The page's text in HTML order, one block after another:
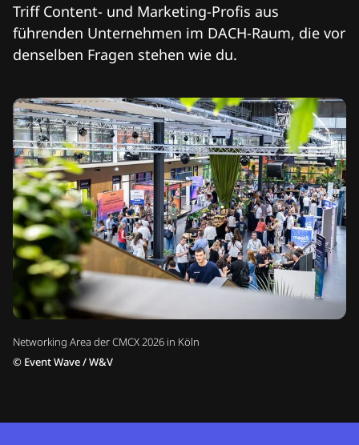
Networking Area der CMCX 2026 in Köln
© Event Wave / W&V
Triff Content- und Marketing-Profis aus
führenden Unternehmen im DACH-Raum, die vor
denselben Fragen stehen wie du.